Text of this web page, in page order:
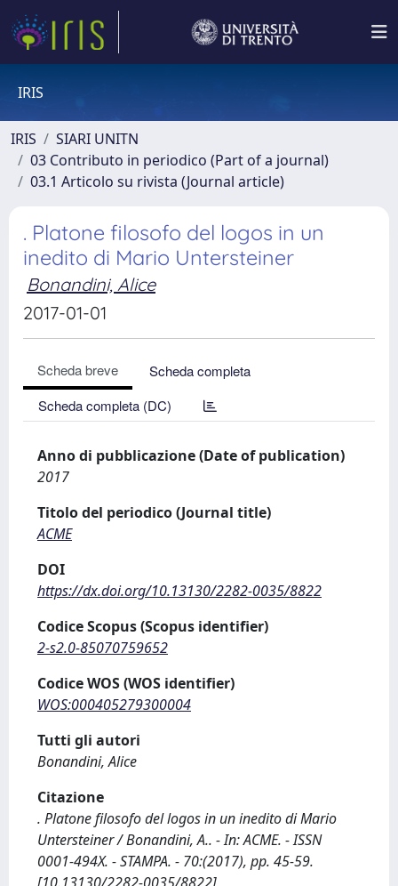
IRIS
IRIS
SIARI UNITN
03 Contributo in periodico (Part of a journal)
03.1 Articolo su rivista (Journal article)
. Platone filosofo del logos in un
inedito di Mario Untersteiner
Bonandini, Alice
2017-01-01
Scheda breve
Scheda completa
Scheda completa (DC)
Anno di pubblicazione (Date of publication)
2017
Titolo del periodico (Journal title)
ACME
DOI
https://dx.doi.org/10.13130/2282-0035/8822
Codice Scopus (Scopus identifier)
2-s2.0-85070759652
Codice WOS (WOS identifier)
WOS:000405279300004
Tutti gli autori
Bonandini, Alice
Citazione
. Platone filosofo del logos in un inedito di Mario
Untersteiner / Bonandini, A.. - In: ACME. - ISSN
0001-494X. - STAMPA. - 70:(2017), pp. 45-59.